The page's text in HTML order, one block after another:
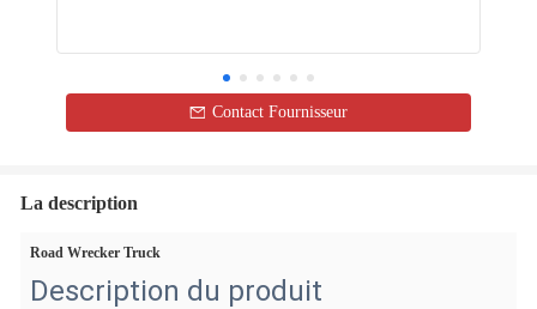
Contact Fournisseur
La description
Road Wrecker Truck
Description du produit